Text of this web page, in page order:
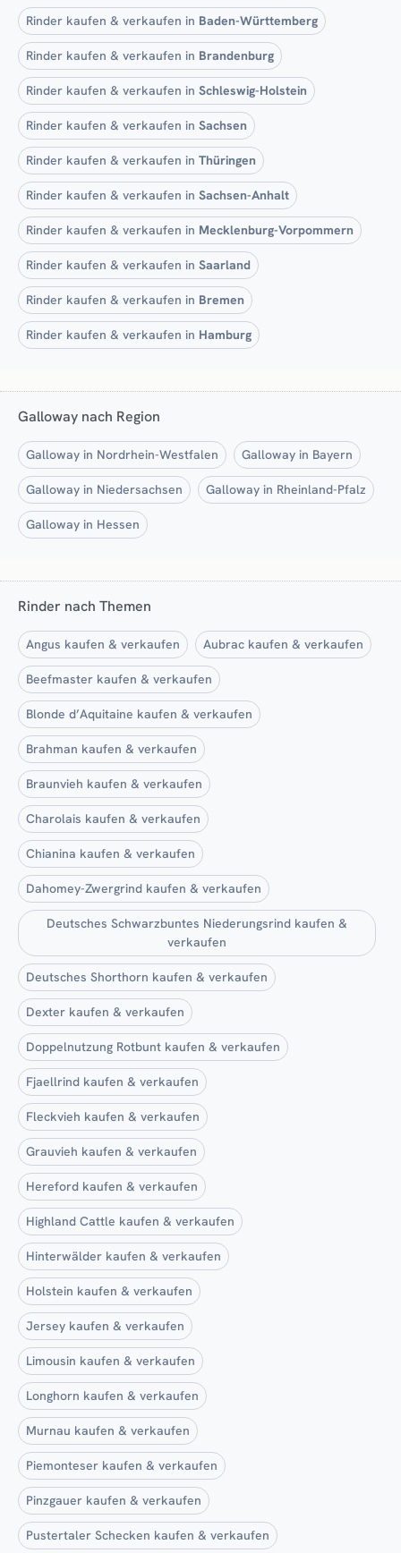
Rinder kaufen & verkaufen in Baden-Württemberg
Rinder kaufen & verkaufen in Brandenburg
Rinder kaufen & verkaufen in Schleswig-Holstein
Rinder kaufen & verkaufen in Sachsen
Rinder kaufen & verkaufen in Thüringen
Rinder kaufen & verkaufen in Sachsen-Anhalt
Rinder kaufen & verkaufen in Mecklenburg-Vorpommern
Rinder kaufen & verkaufen in Saarland
Rinder kaufen & verkaufen in Bremen
Rinder kaufen & verkaufen in Hamburg
Galloway nach Region
Galloway in Nordrhein-Westfalen Galloway in Bayern
Galloway in Niedersachsen Galloway in Rheinland-Pfalz
Galloway in Hessen
Rinder nach Themen
Angus kaufen & verkaufen Aubrac kaufen & verkaufen
Beefmaster kaufen & verkaufen
Blonde d’Aquitaine kaufen & verkaufen
Brahman kaufen & verkaufen
Braunvieh kaufen & verkaufen
Charolais kaufen & verkaufen
Chianina kaufen & verkaufen
Dahomey-Zwergrind kaufen & verkaufen
Deutsches Schwarzbuntes Niederungsrind kaufen &
verkaufen
Deutsches Shorthorn kaufen & verkaufen
Dexter kaufen & verkaufen
Doppelnutzung Rotbunt kaufen & verkaufen
Fjaellrind kaufen & verkaufen
Fleckvieh kaufen & verkaufen
Grauvieh kaufen & verkaufen
Hereford kaufen & verkaufen
Highland Cattle kaufen & verkaufen
Hinterwälder kaufen & verkaufen
Holstein kaufen & verkaufen
Jersey kaufen & verkaufen
Limousin kaufen & verkaufen
Longhorn kaufen & verkaufen
Murnau kaufen & verkaufen
Piemonteser kaufen & verkaufen
Pinzgauer kaufen & verkaufen
Pustertaler Schecken kaufen & verkaufen